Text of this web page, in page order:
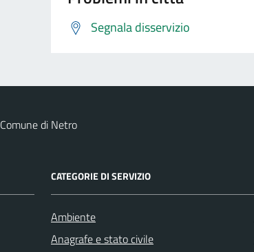
Segnala disservizio
Comune di Netro
CATEGORIE DI SERVIZIO
Ambiente
Anagrafe e stato civile